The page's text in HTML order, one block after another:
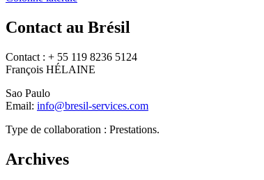
Contact au Brésil
Contact : + 55 119 8236 5124
François HÉLAINE
Sao Paulo
Email: info@bresil-services.com
Type de collaboration : Prestations.
Archives